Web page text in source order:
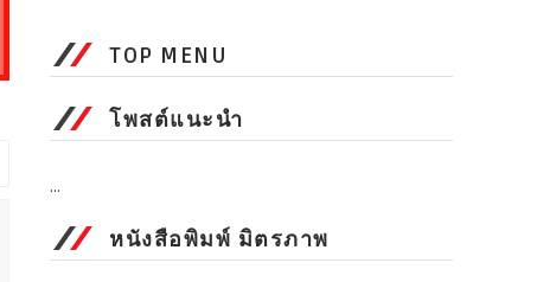
TOP MENU
โพสต์แนะนำ
...
หนังสือพิมพ์ มิตรภาพ